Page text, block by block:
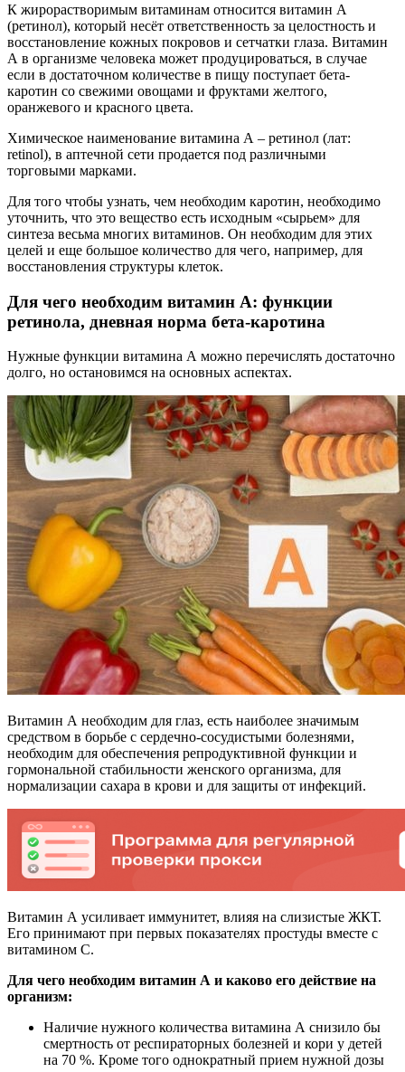
К жирорастворимым витаминам относится витамин А
(ретинол), который несёт ответственность за целостность и
восстановление кожных покровов и сетчатки глаза. Витамин
А в организме человека может продуцироваться, в случае
если в достаточном количестве в пищу поступает бета-
каротин со свежими овощами и фруктами желтого,
оранжевого и красного цвета.
Химическое наименование витамина А – ретинол (лат:
retinol), в аптечной сети продается под различными
торговыми марками.
Для того чтобы узнать, чем необходим каротин, необходимо
уточнить, что это вещество есть исходным «сырьем» для
синтеза весьма многих витаминов. Он необходим для этих
целей и еще большое количество для чего, например, для
восстановления структуры клеток.
Для чего необходим витамин А: функции
ретинола, дневная норма бета-каротина
Нужные функции витамина А можно перечислять достаточно
долго, но остановимся на основных аспектах.
Витамин А необходим для глаз, есть наиболее значимым
средством в борьбе с сердечно-сосудистыми болезнями,
необходим для обеспечения репродуктивной функции и
гормональной стабильности женского организма, для
нормализации сахара в крови и для защиты от инфекций.
Витамин А усиливает иммунитет, влияя на слизистые ЖКТ.
Его принимают при первых показателях простуды вместе с
витамином С.
Для чего необходим витамин А и каково его действие на
организм:
Наличие нужного количества витамина А снизило бы
смертность от респираторных болезней и кори у детей
на 70 %. Кроме того однократный прием нужной дозы